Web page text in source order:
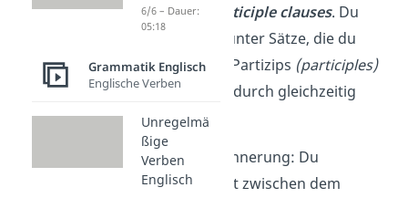
oder auch
participle clauses. Du
verstehst darunter Sätze, die du
mithilfe eines Partizips (participles)
bildest und dadurch gleichzeitig
verkürzt.
Eine kleine Erinnerung: Du
unterscheidest zwischen dem
6/6 – Dauer:
05:18
Grammatik Englisch
Englische Verben
Unregelmä
ßige
Verben
Englisch